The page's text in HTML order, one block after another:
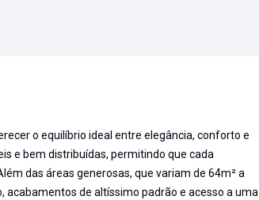
o equilíbrio ideal entre elegância, conforto e
e bem distribuídas, permitindo que cada
das áreas generosas, que variam de 64m² a
de altíssimo padrão e acesso a uma